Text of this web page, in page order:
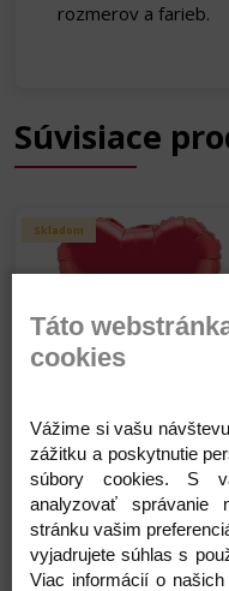
rozmerov a farieb.
Súvisiace
Skladom
Rubínovo červené - 45 cm
1,90 €
Na sklade
Detail
Táto
cookies
Vážime si vašu
zážitku a poskytnutie
súbory cookies. S
analyzovať správanie
stránku vašim
vyjadrujete súhlas s
Viac informácií o